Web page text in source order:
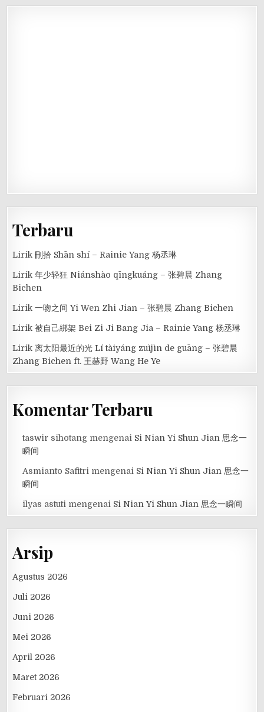
Terbaru
Lirik 刪拾 Shān shí – Rainie Yang 杨丞琳
Lirik 年少轻狂 Niánshào qīngkuáng – 张碧晨 Zhang
Bichen
Lirik 一吻之间 Yi Wen Zhi Jian – 张碧晨 Zhang Bichen
Lirik 被自己綁架 Bei Zi Ji Bang Jia – Rainie Yang 杨丞琳
Lirik 离太阳最近的光 Lí tàiyáng zuìjìn de guāng – 张碧晨
Zhang Bichen ft. 王赫野 Wang He Ye
Komentar Terbaru
taswir sihotang mengenai Si Nian Yi Shun Jian 思念一
瞬间
Asmianto Safitri mengenai Si Nian Yi Shun Jian 思念一
瞬间
ilyas astuti mengenai Si Nian Yi Shun Jian 思念一瞬间
Arsip
Agustus 2026
Juli 2026
Juni 2026
Mei 2026
April 2026
Maret 2026
Februari 2026